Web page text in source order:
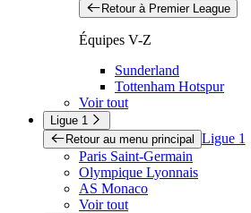
Retour à Premier League
Équipes V-Z
Sunderland
Tottenham Hotspur
Voir tout
Ligue 1
Retour au menu principal Ligue 1
Paris Saint-Germain
Olympique Lyonnais
AS Monaco
Voir tout